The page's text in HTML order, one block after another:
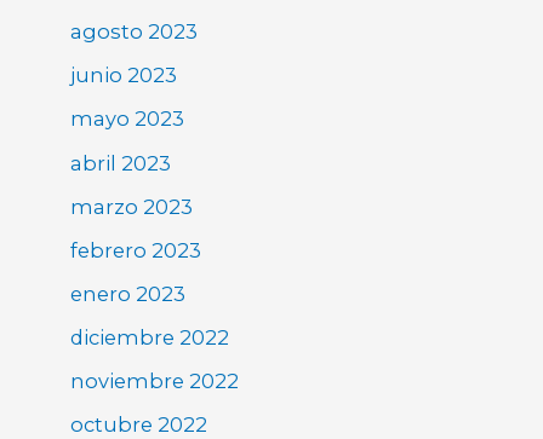
agosto 2023
junio 2023
mayo 2023
abril 2023
marzo 2023
febrero 2023
enero 2023
diciembre 2022
noviembre 2022
octubre 2022